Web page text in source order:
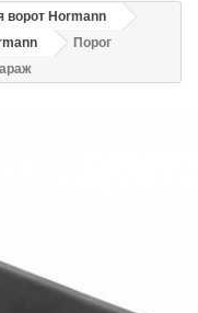
ворот Hormann
Порог